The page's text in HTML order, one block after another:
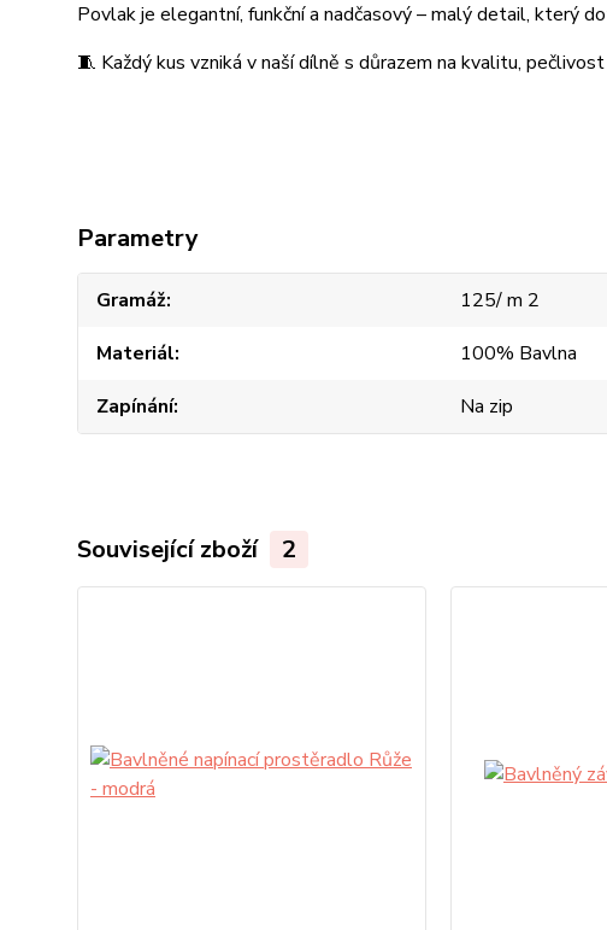
Povlak je elegantní, funkční a nadčasový – malý detail, který
🧵 Každý kus vzniká v naší dílně s důrazem na kvalitu,
Parametry
Gramáž
125/ m 2
Materiál
100% Bavlna
Zapínání
Na zip
Související zboží 2